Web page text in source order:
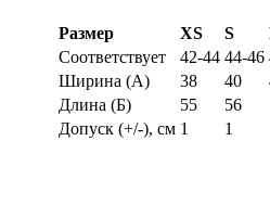
Размер XS S
Соответствует
42-44 44-46
Ширина (А) 38 40
Длина (Б) 55 56
Допуск (+/-), см 1 1